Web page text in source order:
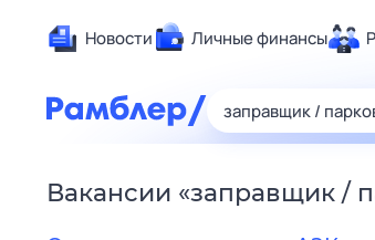
Новости Личные финансы
Вакансии «заправщик /